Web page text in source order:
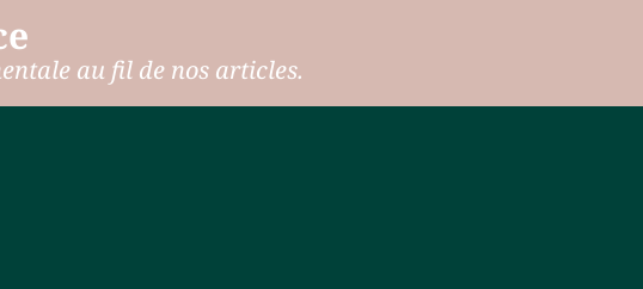
au fil de nos articles.